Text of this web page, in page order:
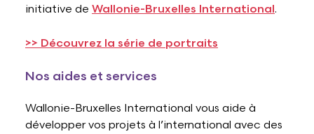
initiative de Wallonie-Bruxelles International.
>> Découvrez la série de portraits
Nos aides et services
Wallonie-Bruxelles International vous aide à
développer vos projets à l’international avec des